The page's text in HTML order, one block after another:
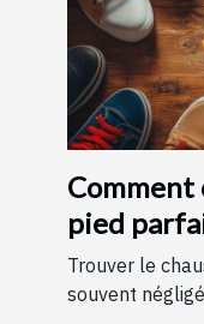
Comment
pied
de
Trouver le
souvent